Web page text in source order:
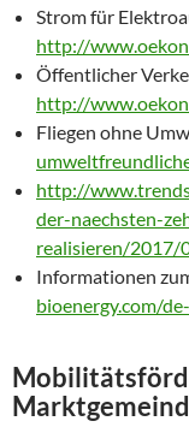
Strom für
http://
Öffentlicher
http://
Fliegen ohne
http://
der-naechsten-
realisieren/2017/
Informationen
bioenergy.com/